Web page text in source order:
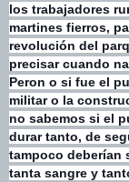
los trabajadores
martines fierros,
revolución del
precisar cuando
Peron o si fue el
militar o la
no sabemos si el
durar tanto, de
tampoco deberían
tanta sangre y